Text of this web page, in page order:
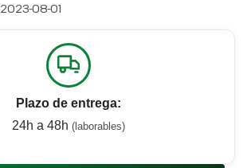
2023-08-01
Plazo de entrega:
24h a 48h (laborables)